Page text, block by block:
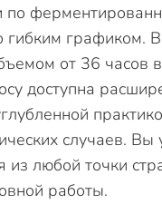
по
гибким графиком.
от 36 часов
доступна
случаев. Вы
из любой точки
работы.